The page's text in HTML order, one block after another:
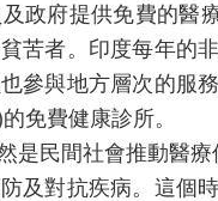
政府提供免費的醫
苦者。印度每年的
參與地方層次的服
免費健康診所。
是民間社會推動醫療
及對抗疾病。這個